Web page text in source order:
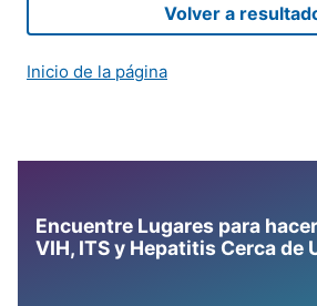
Volver a
Inicio de la página
Encuentre Lugares para
VIH, ITS y Hepatitis Cerca de